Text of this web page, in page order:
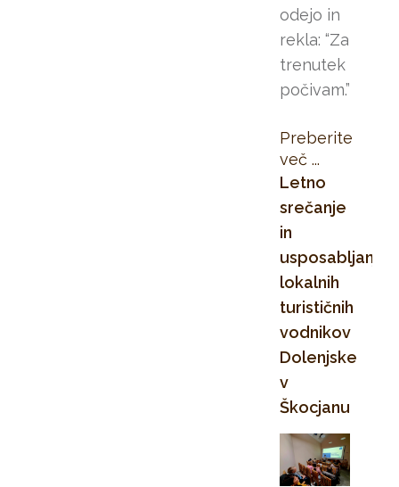
odejo in
rekla: “Za
trenutek
počivam.”
Preberite
več ...
Letno
srečanje
in
usposabljanje
lokalnih
turističnih
vodnikov
Dolenjske
v
Škocjanu